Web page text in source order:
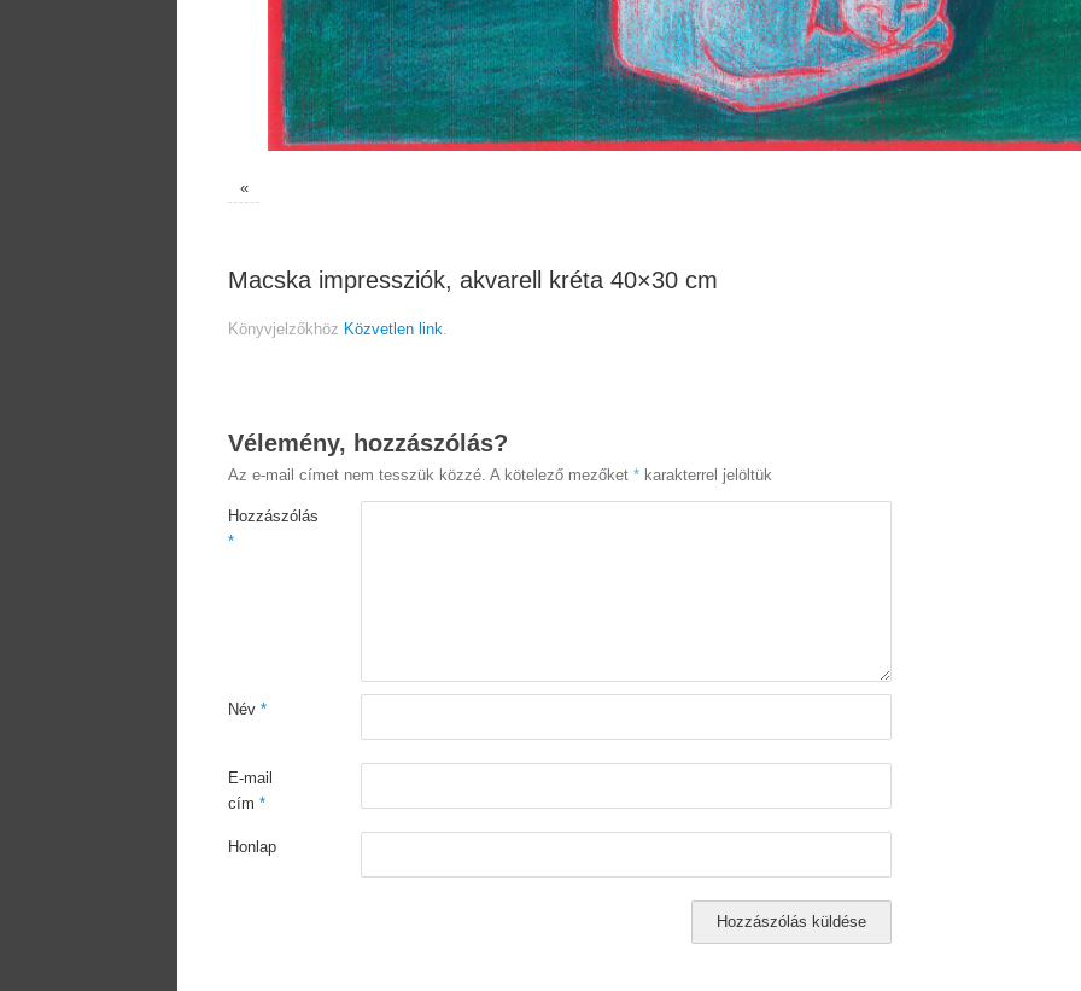
«
Macska impressziók, akvarell kréta 40×30 cm
Könyvjelzőkhöz Közvetlen link.
Vélemény, hozzászólás?
Az e-mail címet nem tesszük közzé. A kötelező mezőket * karakterrel jelöltük
Hozzászólás
*
Név *
E-mail
cím *
Honlap